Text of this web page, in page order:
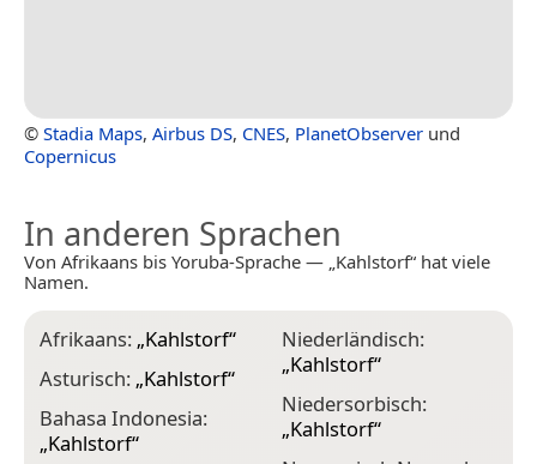
© Stadia Maps, Airbus DS, CNES, PlanetObserver und
Copernicus
In anderen Sprachen
Von Afrikaans bis Yoruba-Sprache — „Kahlstorf“ hat viele
Namen.
Afrikaans: „Kahlstorf“
Asturisch: „Kahlstorf“
Bahasa Indonesia:
„Kahlstorf“
Niederländisch:
„Kahlstorf“
Niedersorbisch:
„Kahlstorf“